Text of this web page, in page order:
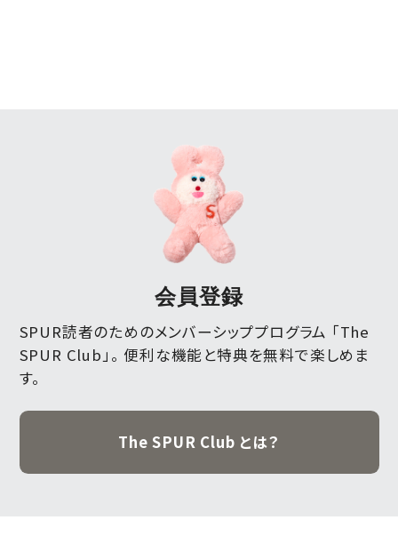
会員登録
SPUR読者のためのメンバーシッププログラム 「The
SPUR Club」。 便利な機能と特典を無料で楽しめま
す。
The SPUR Club とは？